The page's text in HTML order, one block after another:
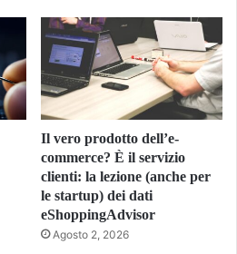
Il vero prodotto dell’e-
commerce? È il servizio
clienti: la lezione (anche per
le startup) dei dati
eShoppingAdvisor
Agosto 2, 2026